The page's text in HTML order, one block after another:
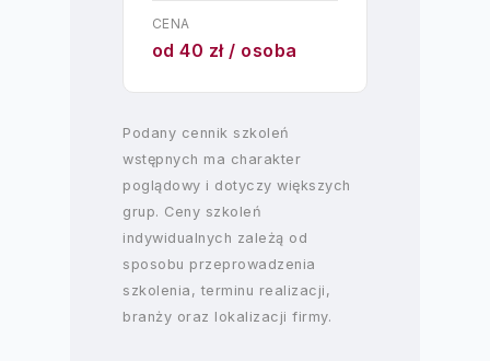
CENA
od 40 zł / osoba
Podany cennik szkoleń
wstępnych ma charakter
poglądowy i dotyczy większych
grup. Ceny szkoleń
indywidualnych zależą od
sposobu przeprowadzenia
szkolenia, terminu realizacji,
branży oraz lokalizacji firmy.